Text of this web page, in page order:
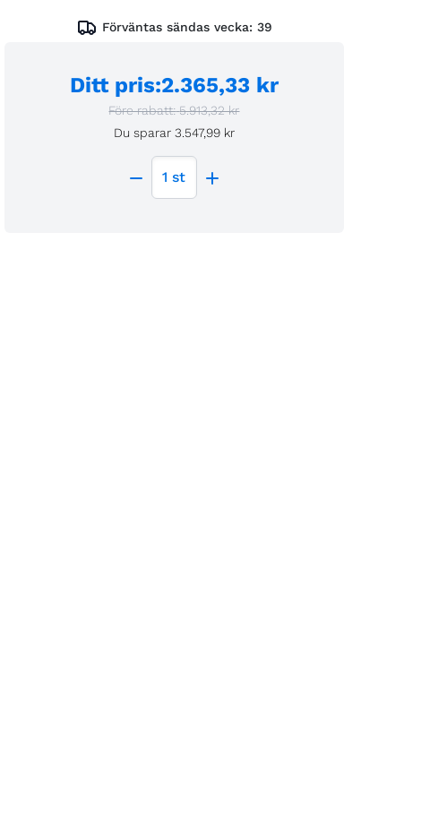
Förväntas sändas vecka: 39
Ditt pris:2.365,33 kr
Före rabatt: 5.913,32 kr
Du sparar 3.547,99 kr
1st